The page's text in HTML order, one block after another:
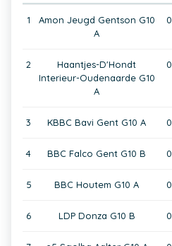
1
Amon Jeugd Gentson G10
A
0
2
Haantjes-D'Hondt
Interieur-Oudenaarde G10
A
0
3 KBBC Bavi Gent G10 A 0
4 BBC Falco Gent G10 B 0
5 BBC Houtem G10 A 0
6 LDP Donza G10 B 0